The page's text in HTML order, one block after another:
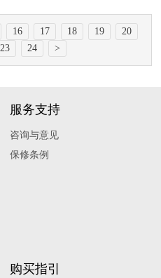
16 17 18 19
20
23 24 >
服务支持
咨询与意见
保修条例
购买指引